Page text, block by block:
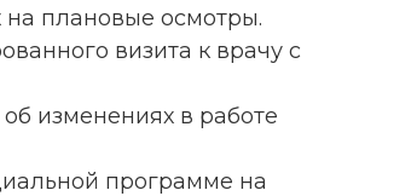
плановые осмотры.
визита к врачу с
изменениях в работе
программе на